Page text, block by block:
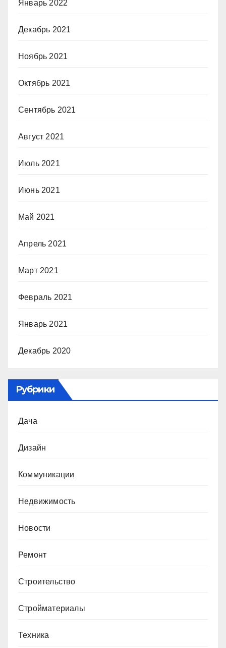
Январь 2022
Декабрь 2021
Ноябрь 2021
Октябрь 2021
Сентябрь 2021
Август 2021
Июль 2021
Июнь 2021
Май 2021
Апрель 2021
Март 2021
Февраль 2021
Январь 2021
Декабрь 2020
Рубрики
Дача
Дизайн
Коммуникации
Недвижимость
Новости
Ремонт
Строительство
Стройматериалы
Техника